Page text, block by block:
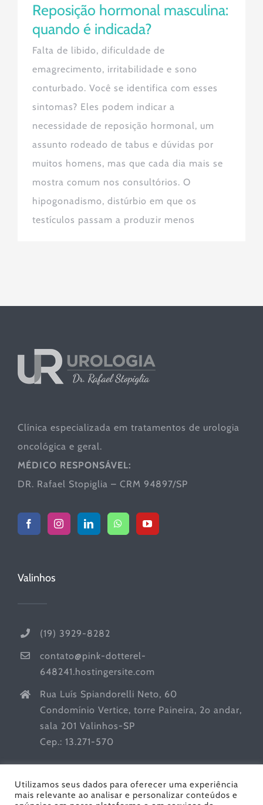
Reposição hormonal masculina:
quando é indicada?
Falta de libido, dificuldade de
emagrecimento, irritabilidade e sono
conturbado. Você se identifica com esses
sintomas? Eles podem indicar a
necessidade de reposição hormonal, um
assunto rodeado de tabus e dúvidas por
muitos homens, mas que cada dia mais se
mostra comum nos consultórios. O
hipogonadismo, distúrbio em que os
testículos passam a produzir menos
Clínica especializada em tratamentos de urologia
oncológica e geral.
MÉDICO RESPONSÁVEL:
DR. Rafael Stopiglia – CRM 94897/SP
Valinhos
(19) 3929-8282
contato@pink-dotterel-
648241.hostingersite.com
Rua Luís Spiandorelli Neto, 60
Condomínio Vertice, torre Paineira, 2o andar,
sala 201 Valinhos-SP
Cep.: 13.271-570
Utilizamos seus dados para oferecer uma experiência
mais relevante ao analisar e personalizar conteúdos e